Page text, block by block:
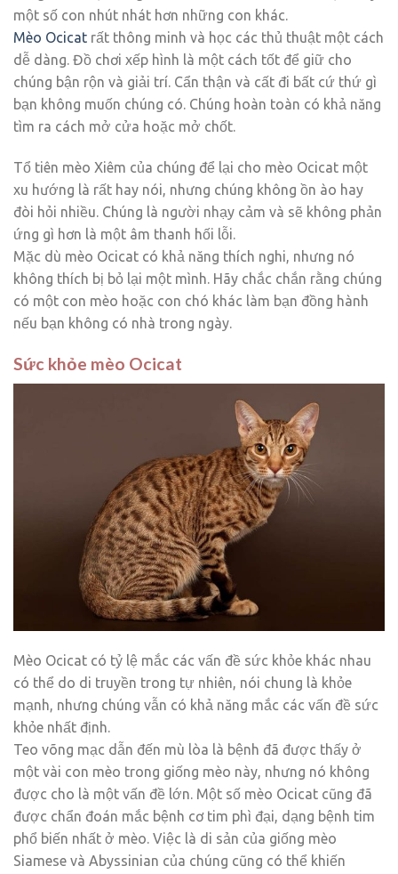
một số con nhút nhát hơn những con khác.
Mèo Ocicat rất thông minh và học các thủ thuật một cách
dễ dàng. Đồ chơi xếp hình là một cách tốt để giữ cho
chúng bận rộn và giải trí. Cẩn thận và cất đi bất cứ thứ gì
bạn không muốn chúng có. Chúng hoàn toàn có khả năng
tìm ra cách mở cửa hoặc mở chốt.
Tổ tiên mèo Xiêm của chúng để lại cho mèo Ocicat một
xu hướng là rất hay nói, nhưng chúng không ồn ào hay
đòi hỏi nhiều. Chúng là người nhạy cảm và sẽ không phản
ứng gì hơn là một âm thanh hối lỗi.
Mặc dù mèo Ocicat có khả năng thích nghi, nhưng nó
không thích bị bỏ lại một mình. Hãy chắc chắn rằng chúng
có một con mèo hoặc con chó khác làm bạn đồng hành
nếu bạn không có nhà trong ngày.
Sức khỏe mèo Ocicat
Mèo Ocicat có tỷ lệ mắc các vấn đề sức khỏe khác nhau
có thể do di truyền trong tự nhiên, nói chung là khỏe
mạnh, nhưng chúng vẫn có khả năng mắc các vấn đề sức
khỏe nhất định.
Teo võng mạc dẫn đến mù lòa là bệnh đã được thấy ở
một vài con mèo trong giống mèo này, nhưng nó không
được cho là một vấn đề lớn. Một số mèo Ocicat cũng đã
được chẩn đoán mắc bệnh cơ tim phì đại, dạng bệnh tim
phổ biến nhất ở mèo. Việc là di sản của giống mèo
Siamese và Abyssinian của chúng cũng có thể khiến